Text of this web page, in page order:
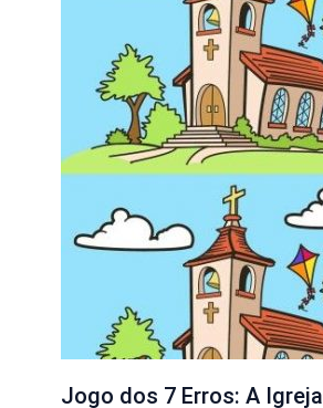
Jogo dos 7 Erros: A Igreja